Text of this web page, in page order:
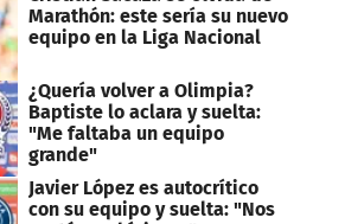
Marathón: este sería su nuevo
equipo en la Liga Nacional
¿Quería volver a Olimpia?
Baptiste lo aclara y suelta:
"Me faltaba un equipo
grande"
Javier López es autocrítico
con su equipo y suelta: "Nos